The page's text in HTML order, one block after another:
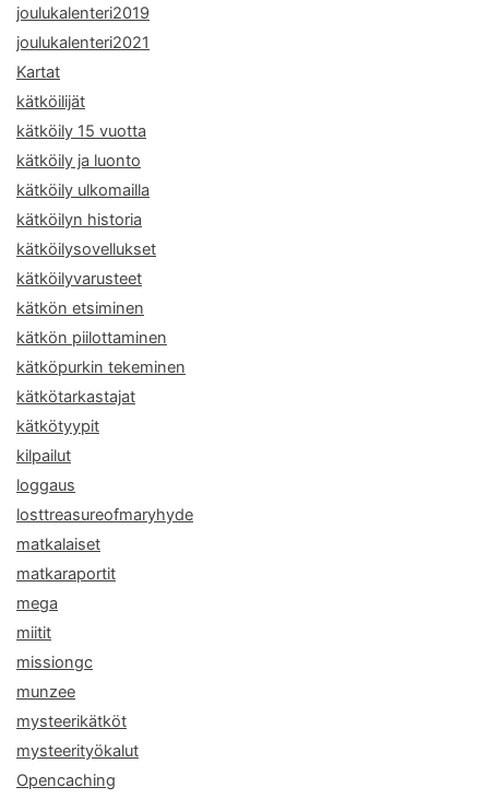
joulukalenteri2019
joulukalenteri2021
Kartat
kätköilijät
kätköily 15 vuotta
kätköily ja luonto
kätköily ulkomailla
kätköilyn historia
kätköilysovellukset
kätköilyvarusteet
kätkön etsiminen
kätkön piilottaminen
kätköpurkin tekeminen
kätkötarkastajat
kätkötyypit
kilpailut
loggaus
losttreasureofmaryhyde
matkalaiset
matkaraportit
mega
miitit
missiongc
munzee
mysteerikätköt
mysteerityökalut
Opencaching